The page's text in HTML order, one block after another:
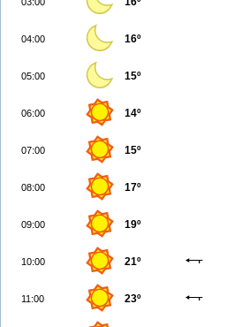
04:00 16º
05:00 15º
06:00 14º
07:00 15º
08:00 17º
09:00 19º
10:00 21º
11:00 23º